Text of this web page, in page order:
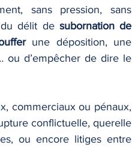
sans pression, sans
du délit de subornation de
une déposition, une
ou d’empêcher de dire le
commerciaux ou pénaux,
conflictuelle, querelle
ou encore litiges entre